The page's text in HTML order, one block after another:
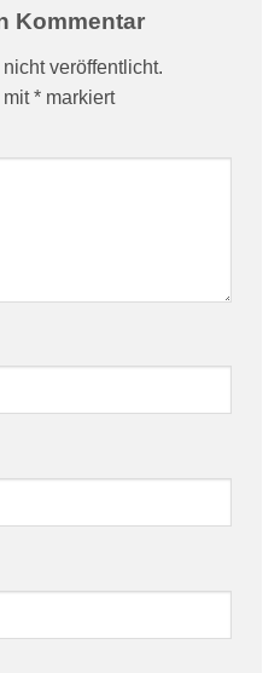
Kommentar
veröffentlicht.
mit* markiert